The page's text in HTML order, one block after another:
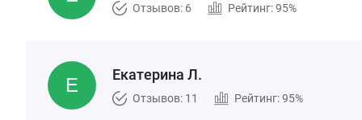
Отзывов: 6 Рейтинг: 95%
Екатерина Л.
Отзывов: 11 Рейтинг: 95%